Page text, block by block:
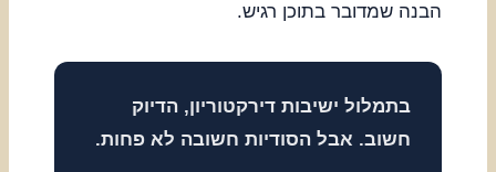
הבנה שמדובר בתוכן רגיש.
בתמלול ישיבות דירקטוריון, הדיוק
חשוב. אבל הסודיות חשובה לא פחות.